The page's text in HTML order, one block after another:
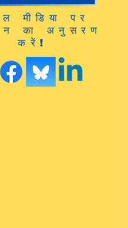
मीडिया पर
का अनुसरण
करें!